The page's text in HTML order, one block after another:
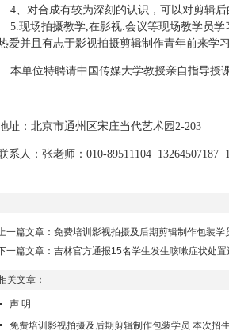
4、对合成有较为深刻的认识，可以对剪辑后
5.现场拍摄教学,在影视.会议等现场教学员学
爱并且有志于影视拍摄剪辑制作青年前来学
本单位特聘请中国传媒大学教授亲自指导授
址：北京市通州区宋庄当代艺术园2-203
系人：张老师：010-89511104 13264507187
一篇文章： 免费培训影视拍摄及后期剪辑制作包装学
一篇文章： 吉林官方通报15名学生发生咳嗽症状处置
关文章：
声 明
免费培训影视拍摄及后期剪辑制作包装学员 本次招